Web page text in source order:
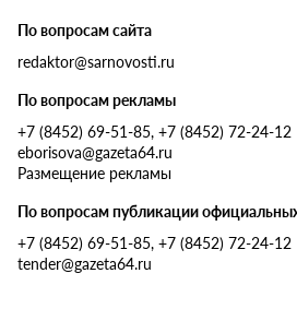
По вопросам сайта
redaktor@sarnovosti.ru
По вопросам рекламы
+7 (8452) 69-51-85, +7 (8452) 72-24-12
eborisova@gazeta64.ru
Размещение рекламы
По вопросам публикации
+7 (8452) 69-51-85, +7 (8452) 72-24-12
tender@gazeta64.ru